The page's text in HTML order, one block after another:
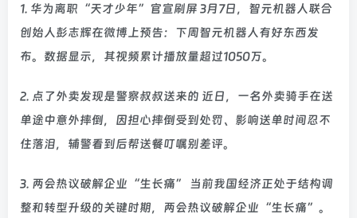
1. 华为离职“天才少年”官宣刷屏 3月7日，智元机器人联合
创始人彭志辉在微博上预告：下周智元机器人有好东西发
布。数据显示，其视频累计播放量超过1050万。
2. 点了外卖发现是警察叔叔送来的 近日，一名外卖骑手在送
单途中意外摔倒，因担心摔倒受到处罚、影响送单时间忍不
住落泪，辅警看到后帮送餐叮嘱别差评。
3. 两会热议破解企业“生长痛” 当前我国经济正处于结构调
整和转型升级的关键时期，两会热议破解企业“生长痛”。